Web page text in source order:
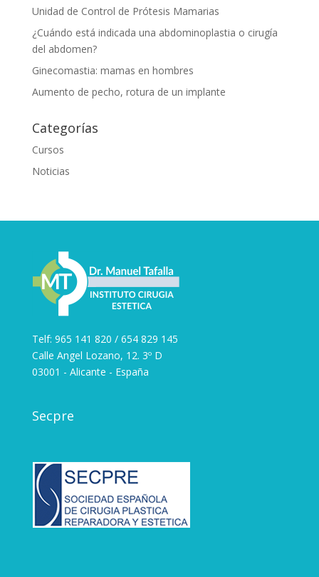
Unidad de Control de Prótesis Mamarias
¿Cuándo está indicada una abdominoplastia o cirugía
del abdomen?
Ginecomastia: mamas en hombres
Aumento de pecho, rotura de un implante
Categorías
Cursos
Noticias
Telf: 965 141 820 / 654 829 145
Calle Angel Lozano, 12. 3º D
03001 - Alicante - España
Secpre